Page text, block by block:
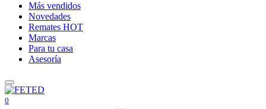
Más vendidos
Novedades
Remates HOT
Marcas
Para tu casa
Asesoría
0